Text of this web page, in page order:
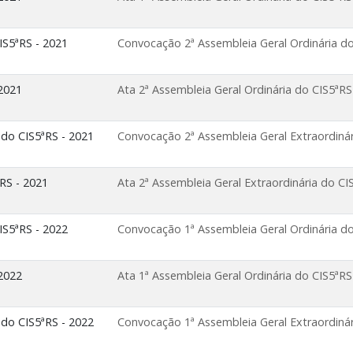
- 2021 Convocação 2ª Assembleia Geral Ordinária
Ata 2ª Assembleia Geral Ordinária do
CIS5ªRS - 2021 Convocação 2ª Assembleia Geral
- 2021 Ata 2ª Assembleia Geral Extraordinária do
- 2022 Convocação 1ª Assembleia Geral Ordinária
Ata 1ª Assembleia Geral Ordinária do
CIS5ªRS - 2022 Convocação 1ª Assembleia Geral